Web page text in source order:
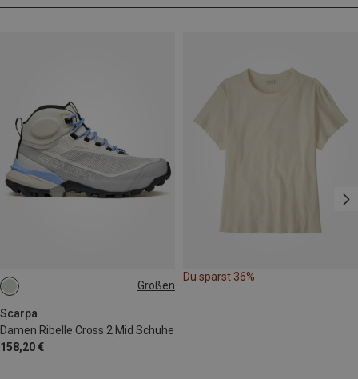
Größen
Scarpa
Damen Ribelle Cross 2 Mid Schuhe
158,20 €
Du sparst 36%